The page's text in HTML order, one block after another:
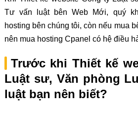
Tư vấn luật bên Web Mới, quý
hosting bên chúng tôi, còn nếu mua
nên mua hosting Cpanel có hệ điều
Trước khi Thiết kế
Luật sư, Văn phòng
luật bạn nên biết?